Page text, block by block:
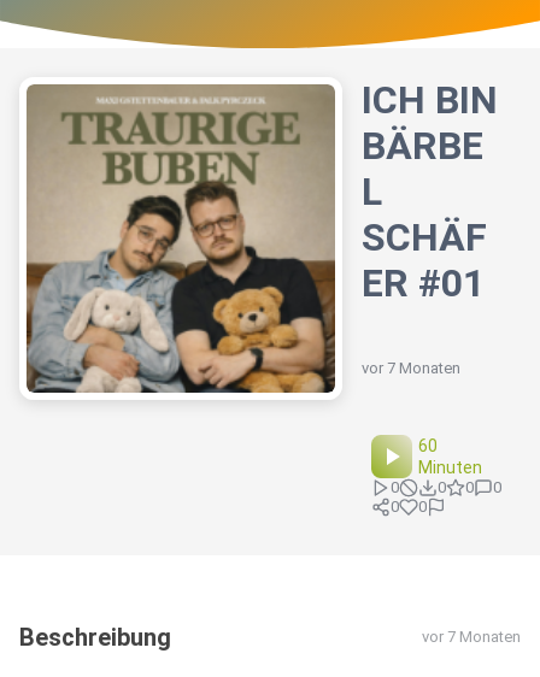
ICH BIN
BÄRBE
L
SCHÄF
ER #01
vor 7 Monaten
60
Minuten
0 0 0
0
0
0
Beschreibung vor 7 Monaten